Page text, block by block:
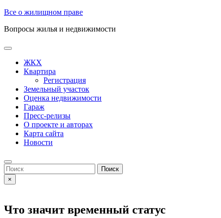
Skip
content
Все о жилищном праве
Вопросы жилья и недвижимости
Open
ButtonЖКХ
Квартира
Регистрация
Земельный участок
Оценка недвижимости
Гараж
Пресс-релизы
О проекте и авторах
Карта сайта
Новости
Close
Button
Search
for:
×
Что значит временный статус